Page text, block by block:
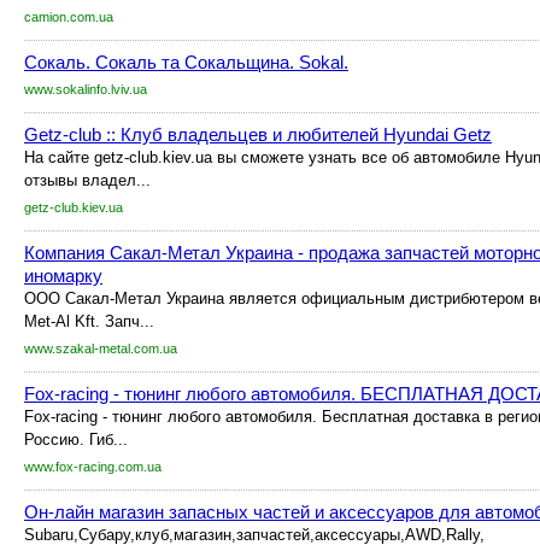
camion.com.ua
Сокаль. Сокаль та Сокальщина. Sokal.
www.sokalinfo.lviv.ua
Getz-club :: Клуб владельцев и любителей Hyundai Getz
На сайте getz-club.kiev.ua вы сможете узнать все об автомобиле
отзывы владел...
getz-club.kiev.ua
Компания Сакал-Метал Украина - продажа запчастей
иномарку
ООО Сакал-Метал Украина является официальным дистрибютером
Met-Al Kft. Запч...
www.szakal-metal.com.ua
Fox-racing - тюнинг любого автомобиля. БЕСПЛАТНАЯ
Fox-racing - тюнинг любого автомобиля. Бесплатная доставка в
Россию. Гиб...
www.fox-racing.com.ua
Он-лайн магазин запасных частей и аксессуаров для
Subaru,Субару,клуб,магазин,запчастей,аксессуары,AWD,Rally,